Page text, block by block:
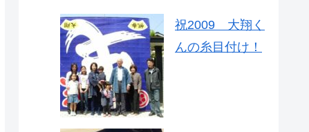
祝2009 大翔く
んの糸目付け！